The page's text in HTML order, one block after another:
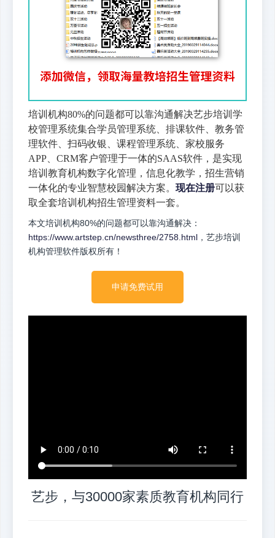
培训机构80%的问题都可以靠沟通解决艺步培训学
校管理系统集合学员管理系统、排课软件、教务管
理软件、扫码收银、课程管理系统、家校服务
APP、CRM客户管理于一体的SAAS软件，是实现
培训教育机构数字化管理，信息化教学，招生营销
一体化的专业智慧校园解决方案。 现在注册可以获
取全套培训机构招生管理资料一套。
本文培训机构80%的问题都可以靠沟通解决：
https://www.artstep.cn/newsthree/2758.html ，艺步培训
机构管理软件版权所有！
申请免费试用
艺步，与30000家素质教育机构同行